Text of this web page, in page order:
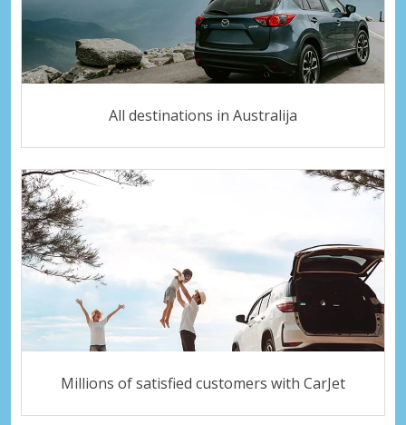
All destinations in Australija
Millions of satisfied customers with CarJet